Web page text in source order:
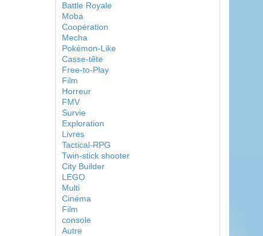
Battle Royale
Moba
Coopération
Mecha
Pokémon-Like
Casse-tête
Free-to-Play
Film
Horreur
FMV
Survie
Exploration
Livres
Tactical-RPG
Twin-stick shooter
City Builder
LEGO
Multi
Cinéma
Film
console
Autre